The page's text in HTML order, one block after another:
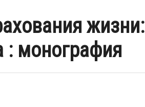
: монография